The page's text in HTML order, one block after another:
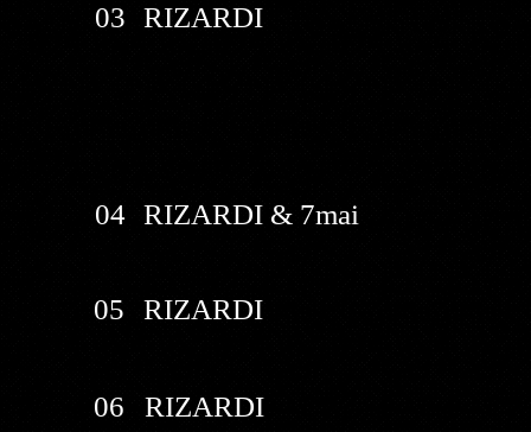
03 RIZARDI
04 RIZARDI & 7mai
05 RIZARDI
06 RIZARDI